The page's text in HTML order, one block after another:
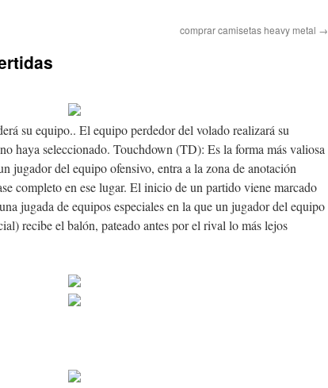
comprar camisetas heavy metal →
su equipo.. El equipo perdedor del volado realizará su
haya seleccionado. Touchdown (TD): Es la forma más valiosa
jugador del equipo ofensivo, entra a la zona de anotación
completo en ese lugar. El inicio de un partido viene marcado
jugada de equipos especiales en la que un jugador del equipo
recibe el balón, pateado antes por el rival lo más lejos